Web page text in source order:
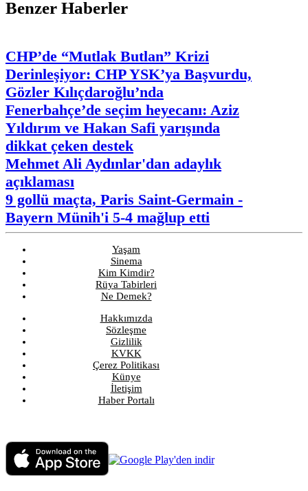
Benzer Haberler
CHP’de “Mutlak Butlan” Krizi
Derinleşiyor: CHP YSK’ya Başvurdu,
Gözler Kılıçdaroğlu’nda
Fenerbahçe’de seçim heyecanı: Aziz
Yıldırım ve Hakan Safi yarışında
dikkat çeken destek
Mehmet Ali Aydınlar'dan adaylık
açıklaması
9 gollü maçta, Paris Saint-Germain -
Bayern Münih'i 5-4 mağlup etti
Yaşam
Sinema
Kim Kimdir?
Rüya Tabirleri
Ne Demek?
Hakkımızda
Sözleşme
Gizlilik
KVKK
Çerez Politikası
Künye
İletişim
Haber Portalı